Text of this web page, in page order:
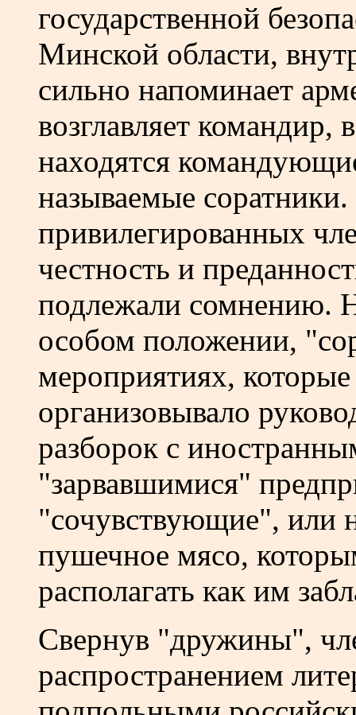
государственной
Минской области,
сильно напоминает
возглавляет командир,
находятся
называемые
привилегированных
честность и
подлежали сомнению.
особом положении,
мероприятиях,
организовывало
разборок с
"зарвавшимися"
"сочувствующие", или
пушечное мясо,
располагать как им
Свернув "дружины",
распространением